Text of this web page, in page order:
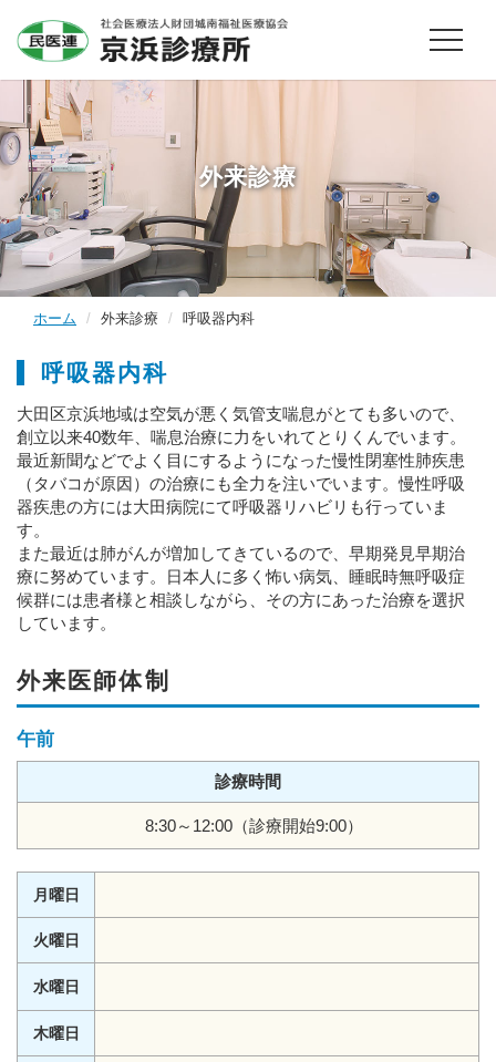
外来診療
ホーム 外来診療 呼吸器内科
呼吸器内科
大田区京浜地域は空気が悪く気管支喘息がとても多いので、
創立以来40数年、喘息治療に力をいれてとりくんでいます。
最近新聞などでよく目にするようになった慢性閉塞性肺疾患
（タバコが原因）の治療にも全力を注いでいます。慢性呼吸
器疾患の方には大田病院にて呼吸器リハビリも行っていま
す。
また最近は肺がんが増加してきているので、早期発見早期治
療に努めています。日本人に多く怖い病気、睡眠時無呼吸症
候群には患者様と相談しながら、その方にあった治療を選択
しています。
外来医師体制
午前
診療時間
8:30～12:00（診療開始9:00）
月曜日
火曜日
水曜日
木曜日